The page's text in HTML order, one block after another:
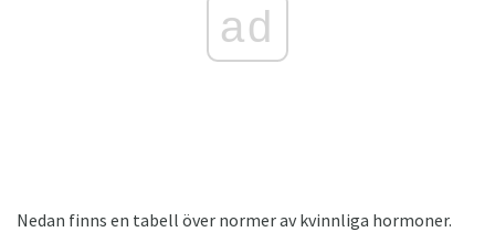
ad
Nedan finns en tabell över normer av kvinnliga hormoner.